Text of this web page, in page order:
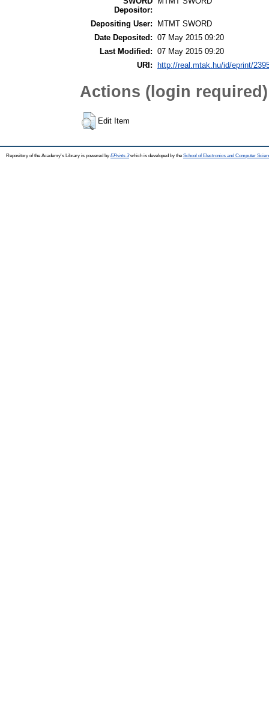
Depositor:
Depositing User:
MTMT SWORD
Date Deposited: 07 May 2015 09:20
Last Modified: 07 May 2015 09:20
URI:
http://real.mtak.hu/id/eprint/
Actions (login required)
Edit Item
Repository of the Academy's Library is powered by EPrints 3which is developed by the School of Electronics and Computer